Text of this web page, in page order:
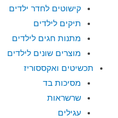
קישוטים לחדר ילדים
תיקים לילדים
מתנות חגים לילדים
מוצרים שונים לילדים
תכשיטים ואקססוריז
מסיכות בד
שרשראות
עגילים